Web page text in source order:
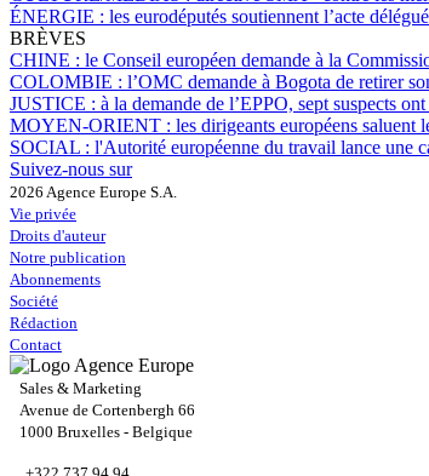
ÉNERGIE : les eurodéputés soutiennent l’acte
BRÈVES
CHINE : le Conseil européen demande à la
COLOMBIE : l’OMC demande à Bogota de retirer
JUSTICE : à la demande de l’EPPO, sept suspects
MOYEN-ORIENT : les dirigeants européens
SOCIAL : l'Autorité européenne du travail lance une
Suivez-nous sur
2026 Agence Europe S.A.
Vie privée
Droits d'auteur
Notre publication
Abonnements
Société
Rédaction
Contact
Sales & Marketing
Avenue de Cortenbergh 66
1000 Bruxelles - Belgique